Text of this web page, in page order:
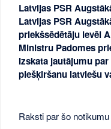
Latvijas PSR
Latvijas PSR
priekšsēdētāju ievēl
Ministru Padomes
Izskata jautājumu
piešķiršanu latviešu
Raksti par šo notikumu